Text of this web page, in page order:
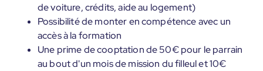
de voiture, crédits, aide au logement)
Possibilité de monter en compétence avec un
accès à la formation
Une prime de cooptation de 50€ pour le parrain
au bout d'un mois de mission du filleul et 10€